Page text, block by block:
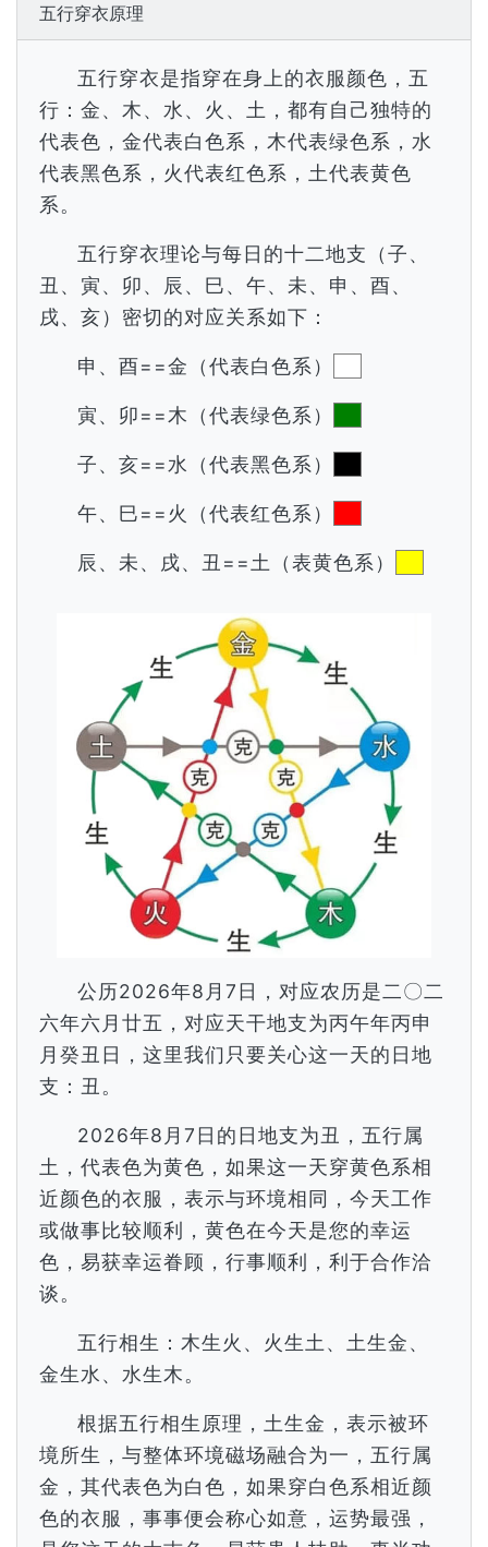
五行穿衣原理
五行穿衣是指穿在身上的衣服颜色，五
行：金、木、水、火、土，都有自己独特的
代表色，金代表白色系，木代表绿色系，水
代表黑色系，火代表红色系，土代表黄色
系。
五行穿衣理论与每日的十二地支（子、
丑、寅、卯、辰、巳、午、未、申、酉、
戌、亥）密切的对应关系如下：
申、酉==金（代表白色系）
寅、卯==木（代表绿色系）
子、亥==水（代表黑色系）
午、巳==火（代表红色系）
辰、未、戌、丑==土（表黄色系）
公历2026年8月7日，对应农历是二〇二
六年六月廿五，对应天干地支为丙午年丙申
月癸丑日，这里我们只要关心这一天的日地
支：丑。
2026年8月7日的日地支为丑，五行属
土，代表色为黄色，如果这一天穿黄色系相
近颜色的衣服，表示与环境相同，今天工作
或做事比较顺利，黄色在今天是您的幸运
色，易获幸运眷顾，行事顺利，利于合作洽
谈。
五行相生：木生火、火生土、土生金、
金生水、水生木。
根据五行相生原理，土生金，表示被环
境所生，与整体环境磁场融合为一，五行属
金，其代表色为白色，如果穿白色系相近颜
色的衣服，事事便会称心如意，运势最强，